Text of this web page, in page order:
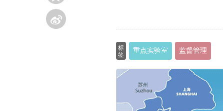
标
签
重点实验室 监督管理